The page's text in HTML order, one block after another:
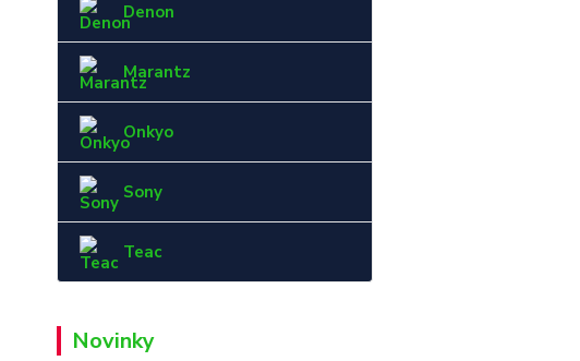
Denon
Marantz
Onkyo
Sony
Teac
Novinky